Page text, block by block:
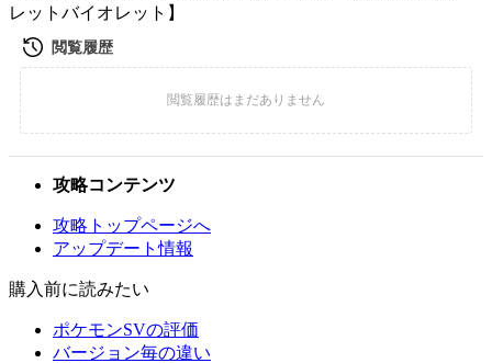
レットバイオレット】
攻略コンテンツ
攻略トップページへ
アップデート情報
購入前に読みたい
ポケモンSVの評価
バージョン毎の違い